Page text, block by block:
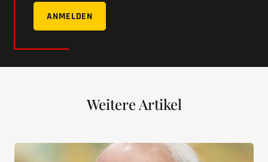
ANMELDEN
Weitere Artikel